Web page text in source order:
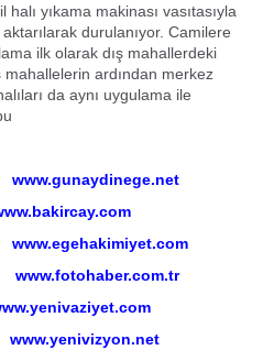
halı yıkama makinası vasıtasıyla
durulanıyor. Camilere
ilk olarak dış mahallerdeki
ardından merkez
da aynı uygulama ile
www.gunaydinege.net
www.egehakimiyet.com
www.fotohaber.com.tr
www.yenivizyon.net